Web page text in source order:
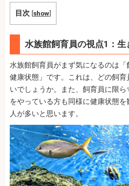
目次 [show]
水族館飼育員の視点1：
水族館飼育員がまず気になるのは
健康状態」です。これは、どの飼
いでしょうか。また、飼育員に限
をやっている方も同様に健康状態
人が多いと思います。